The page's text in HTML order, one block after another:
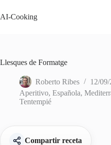
al
contenido
AI-Cooking
Llesques de Formatge
Roberto Ribes
12/
Aperitivo, Española,
Tentempié
Compartir receta